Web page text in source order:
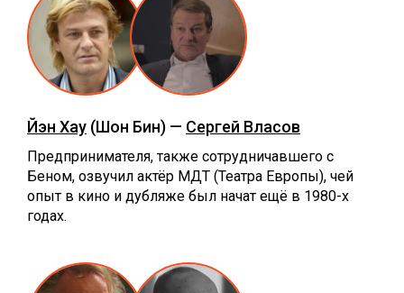
Йэн Хау (Шон Бин) — Сергей Власов
Предпринимателя, также сотрудничавшего с
Беном, озвучил актёр МДТ (Театра Европы), чей
опыт в кино и дубляже был начат ещё в 1980-х
годах.